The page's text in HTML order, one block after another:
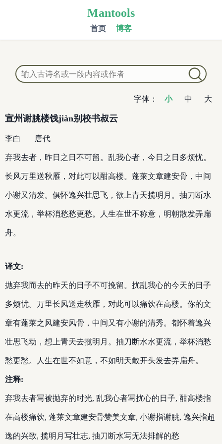
Mantools
首页 博客
字体： 小 中 大
宣州谢朓楼饯jiàn别校书叔云
李白 唐代
弃我去者，昨日之日不可留。乱我心者，今日之日多烦忧。
长风万里送秋雁，对此可以酣高楼。蓬莱文章建安骨，中间
小谢又清发。俱怀逸兴壮思飞，欲上青天揽明月。抽刀断水
水更流，举杯消愁愁更愁。人生在世不称意，明朝散发弄扁
舟。
译文:
抛弃我而去的昨天的日子不可挽留。扰乱我心的今天的日子
多烦忧。万里长风送走秋雁，对此可以痛饮在高楼。你的文
章有蓬莱之风建安风骨，中间又有小谢的清秀。都怀着逸兴
壮思飞动，想上青天去揽明月。抽刀断水水更流，举杯消愁
愁更愁。人生在世不如意，不如明天散开头发去弄扁舟。
注释:
弃我去者写被抛弃的时光, 乱我心者写扰心的日子, 酣高楼指
在高楼痛饮, 蓬莱文章建安骨赞美文章, 小谢指谢朓, 逸兴指超
逸的兴致, 揽明月写壮志, 抽刀断水写无法排解的愁